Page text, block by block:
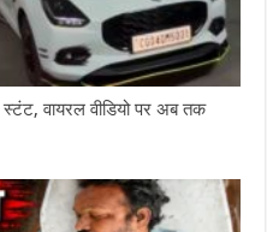
वायरल वीडियो पर अब तक